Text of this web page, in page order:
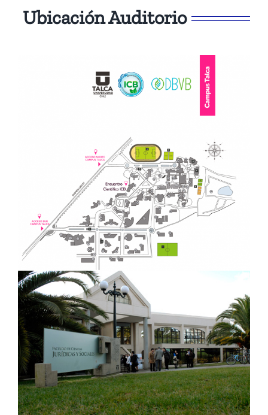
Ubicación Auditorio